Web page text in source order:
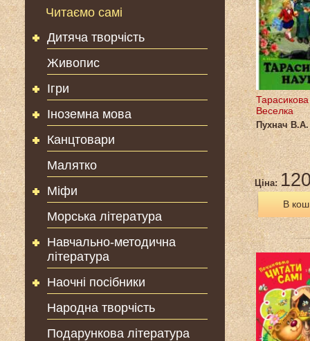
Читаємо самі
Дитяча творчість
Живопис
Ігри
Іноземна мова
Канцтовари
Малятко
Міфи
Морська література
Навчально-методична
література
Наочні посібники
Народна творчість
Подарункова література
Веселка
Пухнач В.А.
Ціна:
В